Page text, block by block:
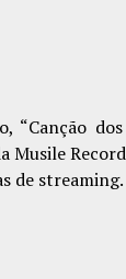
“Canção
Musile
de streaming.